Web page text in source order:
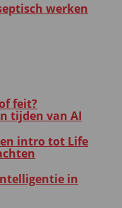
werken
feit?
tijden van AI
en intro tot Life
in